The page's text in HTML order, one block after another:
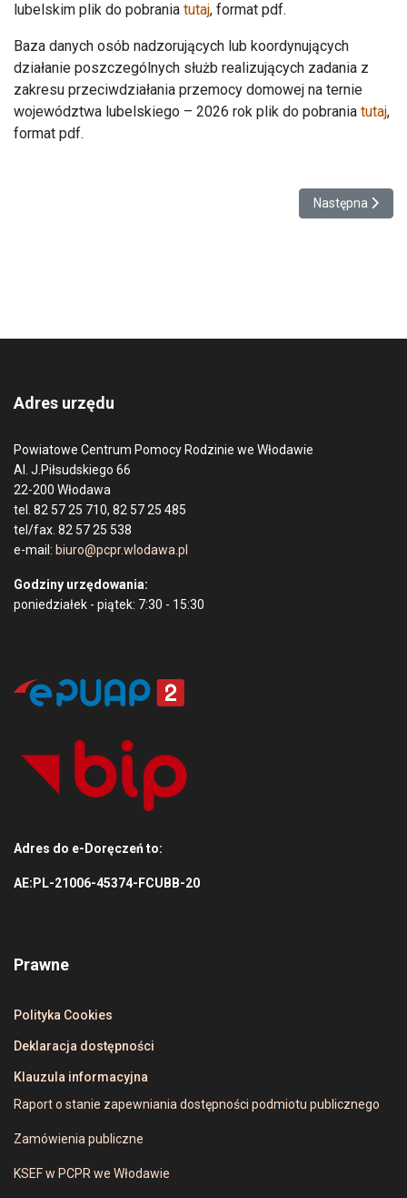
lubelskim plik do pobrania tutaj, format pdf.
Baza danych osób nadzorujących lub koordynujących
działanie poszczególnych służb realizujących zadania z
zakresu przeciwdziałania przemocy domowej na ternie
województwa lubelskiego – 2026 rok plik do pobrania tutaj,
format pdf.
Następna
Następna
Adres urzędu
Powiatowe Centrum Pomocy Rodzinie we Włodawie
Al. J.Piłsudskiego 66
22-200 Włodawa
tel. 82 57 25 710, 82 57 25 485
tel/fax. 82 57 25 538
e-mail: biuro@pcpr.wlodawa.pl
Godziny urzędowania:
poniedziałek - piątek: 7:30 - 15:30
Adres do e-Doręczeń to:
AE:PL-21006-45374-FCUBB-20
Prawne
Polityka Cookies
Deklaracja dostępności
Klauzula informacyjna
Raport o stanie zapewniania dostępności podmiotu publicznego
Zamówienia publiczne
KSEF w PCPR we Włodawie